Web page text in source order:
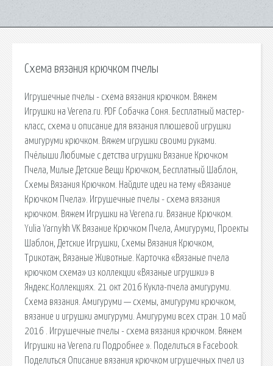
Схема вязания крючком пчелы
Игрушечные пчелы - схема вязания крючком. Вяжем
Игрушки на Verena.ru. PDF Собачка Соня. Бесплатный мастер-
класс, схема и описание для вязания плюшевой игрушки
амигуруми крючком. Вяжем игрушки своими руками.
Пчёлыши Любимые с детства игрушки Вязание Крючком
Пчела, Милые Детские Вещи Крючком, Бесплатный Шаблон,
Схемы Вязания Крючком. Найдите идеи на тему «Вязание
Крючком Пчела». Игрушечные пчелы - схема вязания
крючком. Вяжем Игрушки на Verena.ru. Вязание Крючком.
Yulia Yarnykh VK Вязание Крючком Пчела, Амигуруми, Проекты
Шаблон, Детские Игрушки, Схемы Вязания Крючком,
Трикотаж, Вязаные Животные. Карточка «Вязаные пчела
крючком схема» из коллекции «Вязаные игрушки» в
Яндекс.Коллекциях. 21 окт 2016 Кукла-пчела амигуруми.
Схема вязания. Амигуруми — схемы, амигуруми крючком,
вязание и игрушки амигуруми. Амигуруми всех стран. 10 май
2016 . Игрушечные пчелы - схема вязания крючком. Вяжем
Игрушки на Verena.ru Подробнее ». Поделиться в Facebook.
Поделиться Описание вязания крючком игрушечных пчел из